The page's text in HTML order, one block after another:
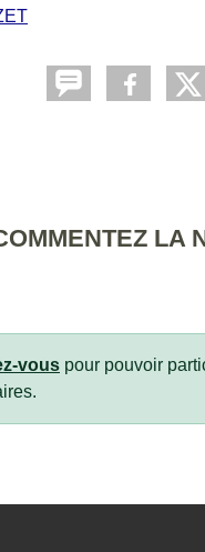
LA
vous pour pouvoir